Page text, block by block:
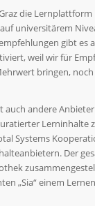
die
universitärem
gibt es
weil wir für
bringen, noch
auch andere
Lerninhalte
Systems
Der
„Sia“ einem